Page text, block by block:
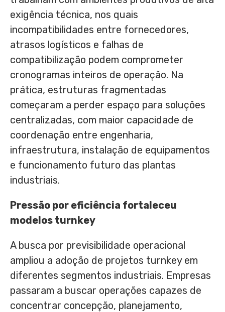
exigência técnica, nos quais
incompatibilidades entre fornecedores,
atrasos logísticos e falhas de
compatibilização podem comprometer
cronogramas inteiros de operação. Na
prática, estruturas fragmentadas
começaram a perder espaço para soluções
centralizadas, com maior capacidade de
coordenação entre engenharia,
infraestrutura, instalação de equipamentos
e funcionamento futuro das plantas
industriais.
Pressão por eficiência fortaleceu
modelos turnkey
A busca por previsibilidade operacional
ampliou a adoção de projetos turnkey em
diferentes segmentos industriais. Empresas
passaram a buscar operações capazes de
concentrar concepção, planejamento,